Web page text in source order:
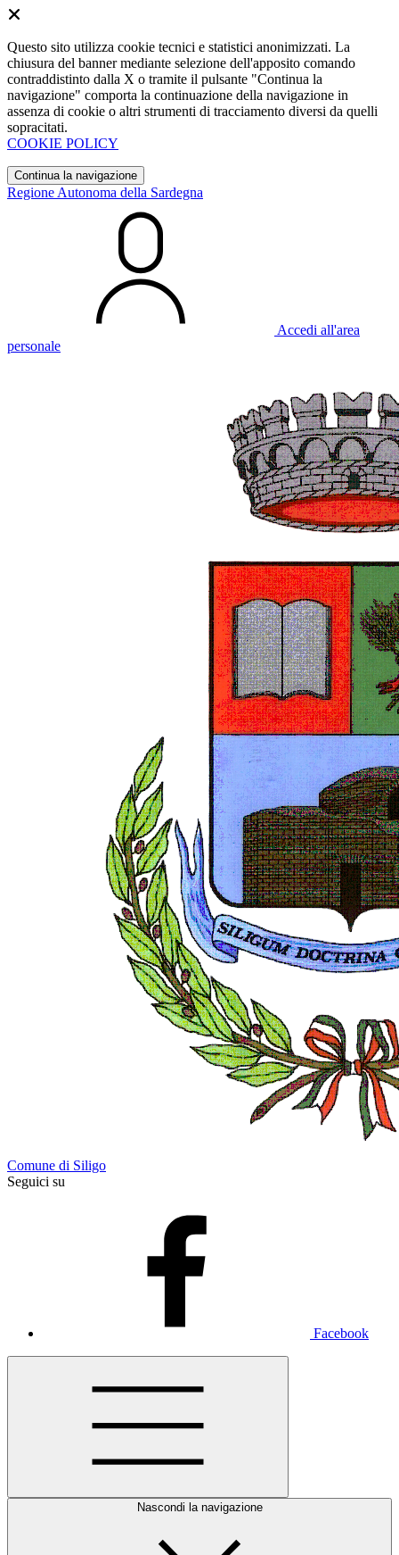
Questo sito utilizza cookie tecnici e statistici anonimizzati. La
chiusura del banner mediante selezione dell'apposito comando
contraddistinto dalla X o tramite il pulsante "Continua la
navigazione" comporta la continuazione della navigazione in
assenza di cookie o altri strumenti di tracciamento diversi da quelli
sopracitati.
COOKIE POLICY
Continua la navigazione
Regione Autonoma della Sardegna
Accedi all'area
personale
Comune di Siligo
Seguici su
Facebook
Nascondi la navigazione